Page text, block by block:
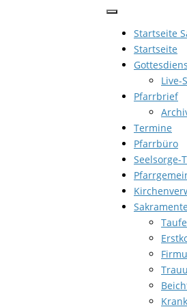
Startseite
Startseite
Live-
Pfarrbrief
Termine
Pfarrbüro
Seelsorge-
Taufe